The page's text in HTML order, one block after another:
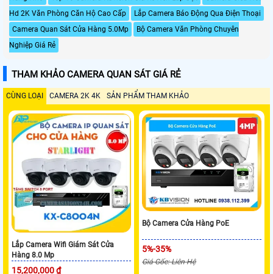
Hd 2K Văn Phòng Căn Hộ Cao Cấp
Lắp Camera Báo Động Qua Điện Thoại
Camera Quan Sát Cửa Hàng 5.0Mp
Bộ Camera Văn Phòng Chuyên
Nghiệp Giá Rẻ
THAM KHẢO CAMERA QUAN SÁT GIÁ RẺ
CÙNG LOẠI CAMERA 2K 4K SẢN PHẨM THAM KHẢO
Lắp Camera Wifi Giám Sát Cửa
Hàng 8.0 Mp
15,200,000 ₫
Bộ Camera Cửa Hàng PoE
5%-35%
Giá Gốc: Liên Hệ